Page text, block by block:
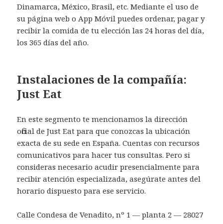
Dinamarca, México, Brasil, etc. Mediante el uso de
su página web o App Móvil puedes ordenar, pagar y
recibir la comida de tu elección las 24 horas del día,
los 365 días del año.
Instalaciones de la compañía:
Just Eat
En este segmento te mencionamos la dirección
oficial de Just Eat para que conozcas la ubicación
exacta de su sede en España. Cuentas con recursos
comunicativos para hacer tus consultas. Pero si
consideras necesario acudir presencialmente para
recibir atención especializada, asegúrate antes del
horario dispuesto para ese servicio.
Calle Condesa de Venadito, nº 1 — planta 2 — 28027